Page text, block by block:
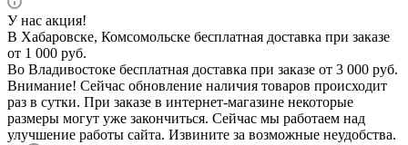
У нас акция!
В Хабаровске, Комсомольске бесплатная доставка при заказе
от 1 000 руб.
Во Владивостоке бесплатная доставка при заказе от 3 000 руб.
Внимание! Сейчас обновление наличия товаров происходит
раз в сутки. При заказе в интернет-магазине некоторые
размеры могут уже закончиться. Сейчас мы работаем над
улучшение работы сайта. Извините за возможные неудобства.